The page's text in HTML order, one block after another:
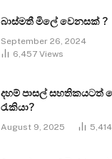
බාස්මතී මිලේ වෙනසක් ?
September 26, 2024
6,457 Views
දහම් පාසල් සහතිකයටත්
රැකියා?
August 9, 2025 5,414